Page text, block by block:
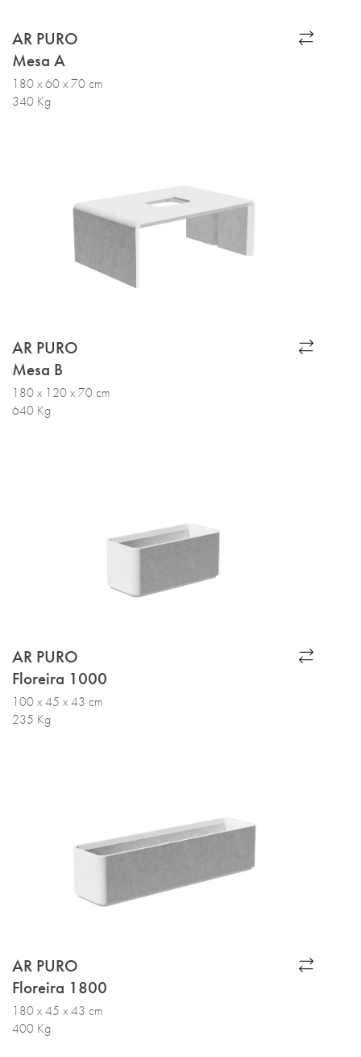
AR PURO
Mesa A
180 x 60 x 70 cm
340 Kg
AR PURO
Mesa B
180 x 120 x 70 cm
640 Kg
AR PURO
Floreira 1000
100 x 45 x 43 cm
235 Kg
AR PURO
Floreira 1800
180 x 45 x 43 cm
400 Kg